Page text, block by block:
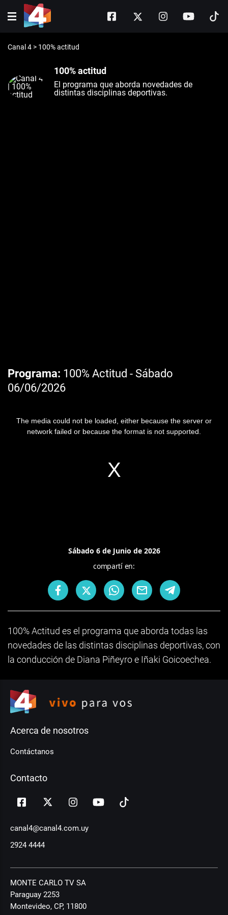
Canal 4 > 100% actitud
100% actitud
El programa que aborda novedades de
distintas disciplinas deportivas.
Programa 100% Actitud - Sábado
06/06/2026
The media could not be loaded, either because the server or
network failed or because the format is not supported.
Sábado 6 de Junio de 2026
compartí en:
100% Actitud es el programa que aborda todas las
novedades de las distintas disciplinas deportivas, con
la conducción de Diana Piñeyro e Iñaki Goicoechea.
Acerca de nosotros
Contáctanos
Contacto
canal4@canal4.com.uy
2924 4444
MONTE CARLO TV SA
Paraguay 2253
Montevideo, CP, 11800